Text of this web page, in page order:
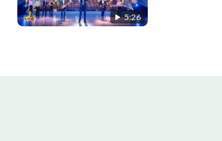
5:26